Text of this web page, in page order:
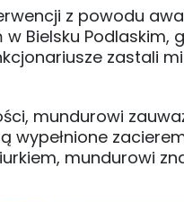
z powodu
Bielsku Podlaskim,
zastali
mundurowi
wypełnione
mundurowi